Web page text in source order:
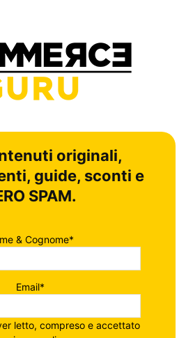
originali,
guide, sconti e
SPAM.
& Cognome*
Email*
letto, compreso e accettato